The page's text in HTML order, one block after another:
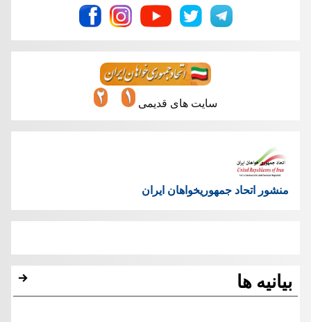
سایت های قدیمی
منشور اتحاد جمهوریخواهان ایران
بیانیه ها